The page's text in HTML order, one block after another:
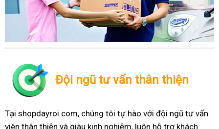
Đội ngũ tư vấn thân thiện
Tại shopdayroi.com, chúng tôi tự hào với đội ngũ tư vấn
viên thân thiện và giàu kinh nghiệm, luôn hỗ trợ khách